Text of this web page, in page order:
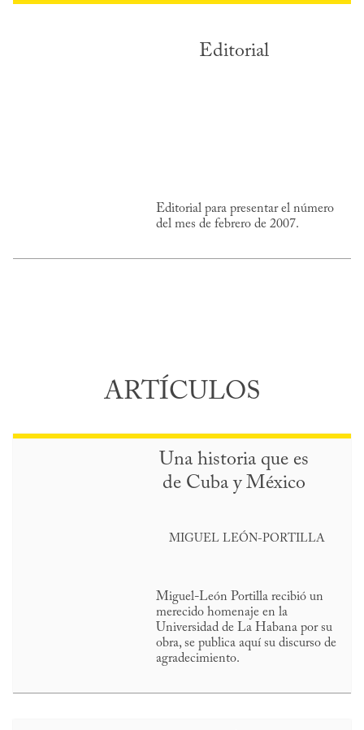
Editorial
Editorial para presentar el número
del mes de febrero de 2007.
ARTÍCULOS
Una historia que es
de Cuba y México
MIGUEL LEÓN-PORTILLA
Miguel-León Portilla recibió un
merecido homenaje en la
Universidad de La Habana por su
obra, se publica aquí su discurso de
agradecimiento.